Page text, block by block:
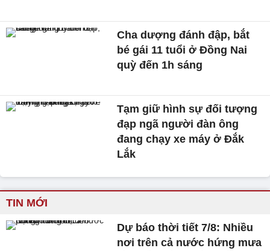
Cha dượng đánh đập, bắt
bé gái 11 tuổi ở Đồng Nai
quỳ đến 1h sáng
Tạm giữ hình sự đối tượng
đạp ngã người đàn ông
đang chạy xe máy ở Đắk
Lắk
TIN MỚI
Dự báo thời tiết 7/8: Nhiều
nơi trên cả nước hứng mưa